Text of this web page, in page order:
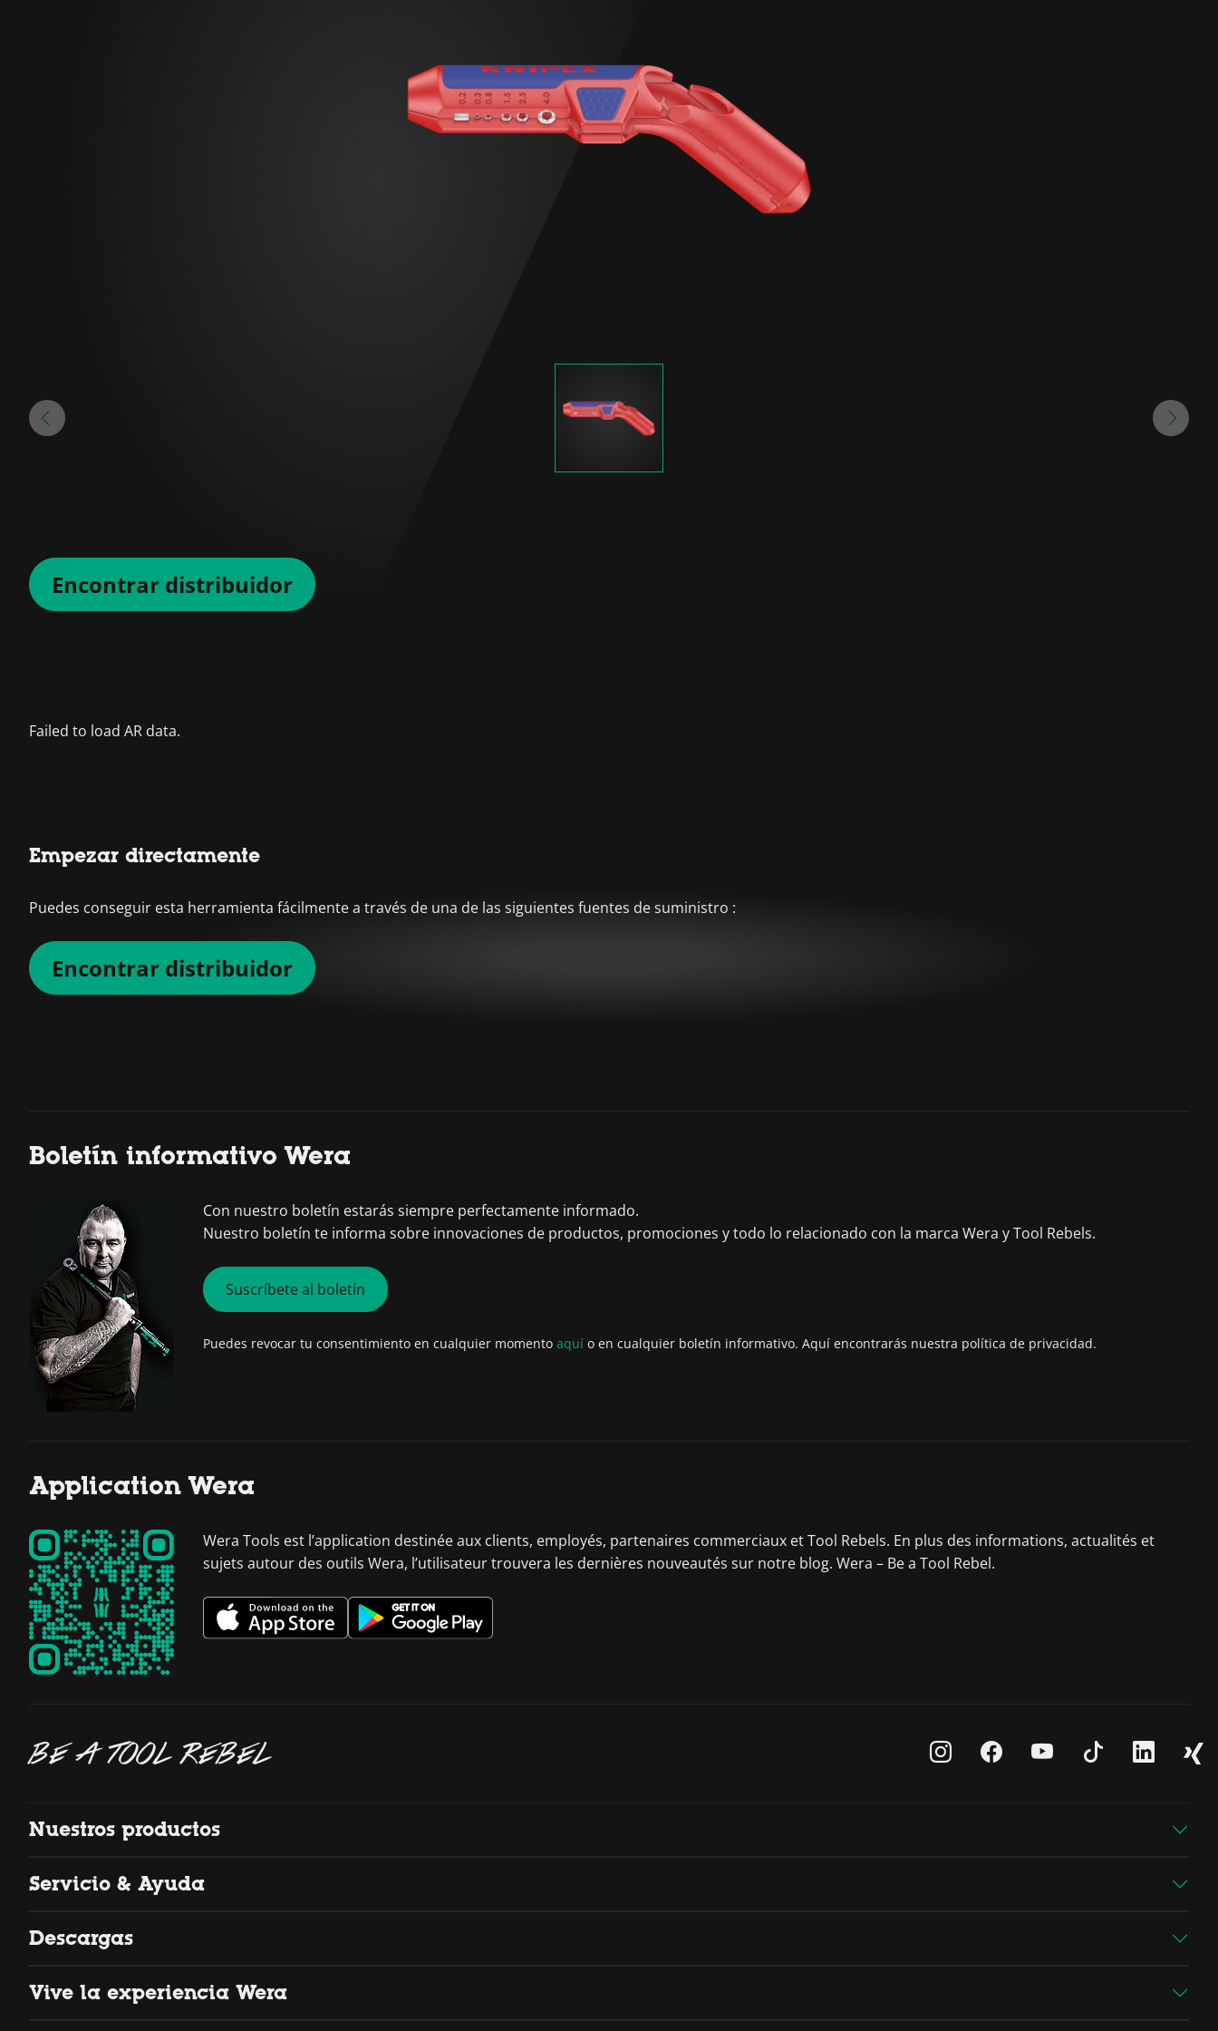
Encontrar distribuidor
Empezar directamente
Puedes conseguir esta herramienta fácilmente a través de una de las siguientes fuentes de suministro :
Encontrar distribuidor
Boletín informativo Wera
Con nuestro boletín estarás siempre perfectamente informado.
Nuestro boletín te informa sobre innovaciones de productos, promociones y todo lo relacionado con la marca Wera y Tool Rebels.
Suscríbete al boletín
Puedes revocar tu consentimiento en cualquier momento aquí o en cualquier boletín informativo. Aquí encontrarás nuestra política de privacidad.
Application Wera
Wera Tools est l’application destinée aux clients, employés, partenaires commerciaux et Tool Rebels. En plus des informations, actualités et
sujets autour des outils Wera, l’utilisateur trouvera les dernières nouveautés sur notre blog. Wera – Be a Tool Rebel.
BE A TOOL REBEL
Nuestros productos
Servicio & Ayuda
Descargas
Vive la experiencia Wera